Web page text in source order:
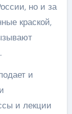
но и за
краской,
и
и лекции